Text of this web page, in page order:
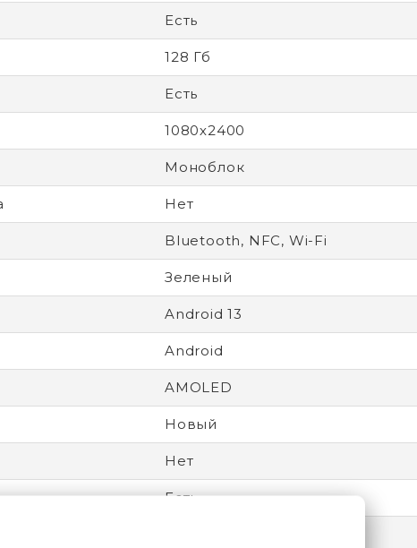
Есть
128 Гб
Есть
1080х2400
Моноблок
Нет
Bluetooth, NFC, Wi-Fi
Зеленый
Android 13
Android
AMOLED
Новый
Нет
Есть